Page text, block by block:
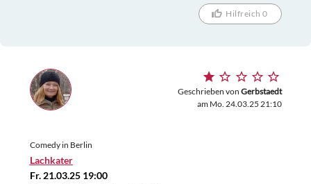
Hilfreich 0
Geschrieben von Gerbstaedt
am Mo. 24.03.25 21:10
Comedy in Berlin
Lachkater
Fr. 21.03.25 19:00